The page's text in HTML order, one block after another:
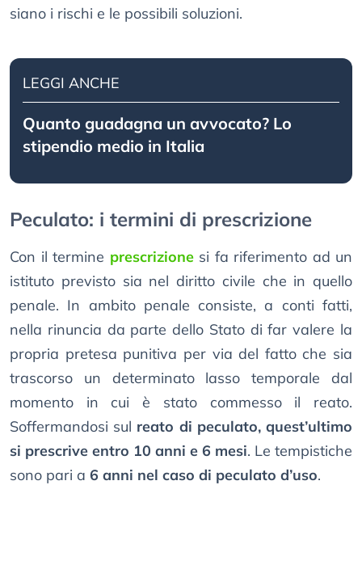
siano i rischi e le possibili soluzioni.
LEGGI ANCHE
Quanto guadagna un avvocato? Lo
stipendio medio in Italia
Peculato: i termini di prescrizione
Con il termine prescrizionesi fa riferimento ad un
istituto previsto sia nel diritto civile che in quello
penale. In ambito penale consiste, a conti fatti,
nella rinuncia da parte dello Stato di far valere la
propria pretesa punitiva per via del fatto che sia
trascorso un determinato lasso temporale dal
momento in cui è stato commesso il reato.
Soffermandosi sul reato di peculato, quest’ultimo
si prescrive entro 10 anni e 6 mesi. Le tempistiche
sono pari a 6 anni nel caso di peculato d’uso.